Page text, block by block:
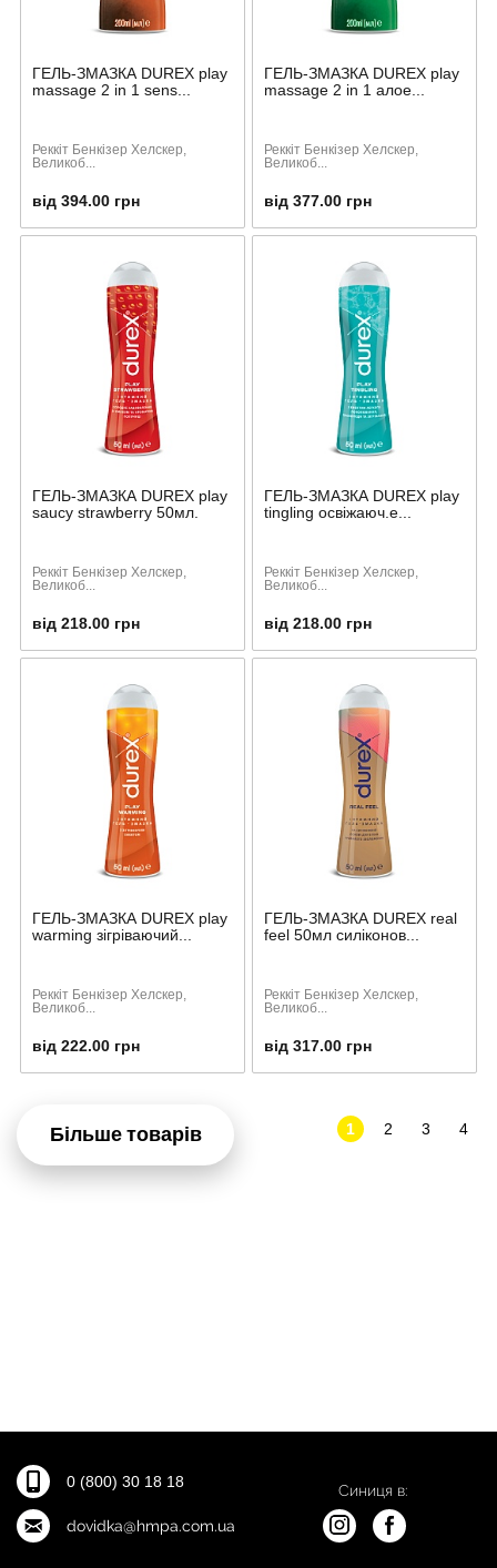
ГЕЛЬ-ЗМАЗКА DUREX play
massage 2 in 1 sens...
Реккіт Бенкізер Хелскер,
Великоб...
від 394.00 грн
ГЕЛЬ-ЗМАЗКА DUREX play
massage 2 in 1 алое...
Реккіт Бенкізер Хелскер,
Великоб...
від 377.00 грн
ГЕЛЬ-ЗМАЗКА DUREX play
saucy strawberry 50мл.
Реккіт Бенкізер Хелскер,
Великоб...
від 218.00 грн
ГЕЛЬ-ЗМАЗКА DUREX play
tingling освіжаюч.е...
Реккіт Бенкізер Хелскер,
Великоб...
від 218.00 грн
ГЕЛЬ-ЗМАЗКА DUREX play
warming зігріваючий...
Реккіт Бенкізер Хелскер,
Великоб...
від 222.00 грн
ГЕЛЬ-ЗМАЗКА DUREX real
feel 50мл силіконов...
Реккіт Бенкізер Хелскер,
Великоб...
від 317.00 грн
Більше товарів 1 2 3 4
0 (800) 30 18 18
dovidka@hmpa.com.ua
Синиця в: